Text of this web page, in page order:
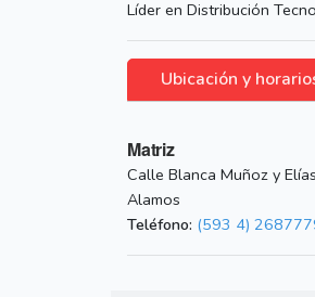
Líder en Distribución
Ubicación y
Matriz
Calle Blanca Muñoz y
Alamos
Teléfono: (593 4)